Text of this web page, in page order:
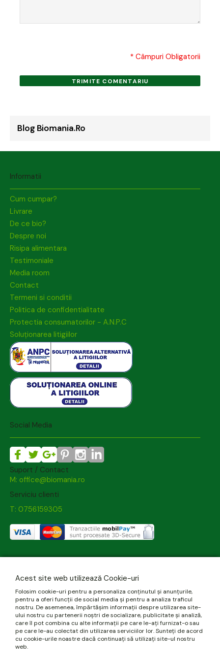
* Câmpuri Obligatorii
TRIMITE COMENTARIU
Blog Biomania.ro
Informatii
Cum cumpar?
Livrare
De ce bio?
Despre noi
Risipa alimentara
Testimoniale
Media room
Contact
Termeni si conditii
Politica de confidentialitate
Protectia consumatorilor - A.N.P.C
Soluționarea litigiilor
Social Media
Suport / Contact
M: office@biomania.ro
Serviciu clienti
T: 0756159305
Acest site web utilizează Cookie-uri
Folosim cookie-uri pentru a personaliza conținutul și anunțurile,
pentru a oferi funcții de social media și pentru a analiza traficul
nostru. De asemenea, împărtășim informații despre utilizarea site-
ului nostru cu partenerii noștri de socializare, publicitate și analiză,
care îl pot combina cu alte informații pe care le-ați furnizat-o sau
pe care le-au colectat din utilizarea serviciilor lor. Sunteți de acord
cu cookie-urile noastre dacă continuați să utilizați site-ul nostru
web.